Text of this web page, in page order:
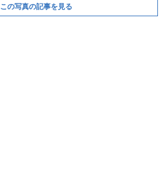
この写真の記事を見る